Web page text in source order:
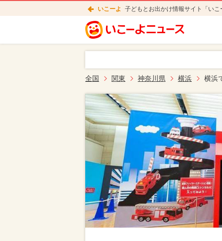
いこーよ 子どもとお出かけ情報サイト「い
全国 関東 神奈川県 横浜 横浜